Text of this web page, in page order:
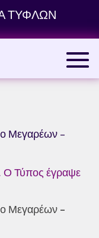
ΤΥΦΛΩΝ
Μεγαρέων –
Ο Τύπος έγραψε
Μεγαρέων –